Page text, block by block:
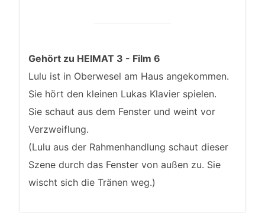
Gehört zu HEIMAT 3 - Film 6
Lulu ist in Oberwesel am Haus angekommen.
Sie hört den kleinen Lukas Klavier spielen.
Sie schaut aus dem Fenster und weint vor
Verzweiflung.
(Lulu aus der Rahmenhandlung schaut dieser
Szene durch das Fenster von außen zu. Sie
wischt sich die Tränen weg.)